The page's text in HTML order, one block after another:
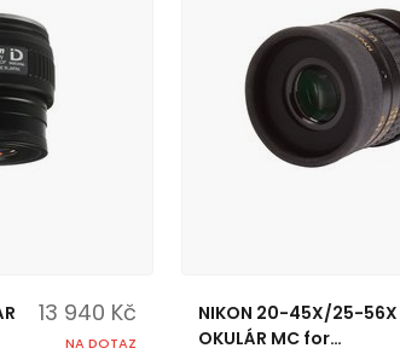
13 940 Kč
NA DOTAZ
NIKON 20-45X/25-56X
OKULÁR MC for